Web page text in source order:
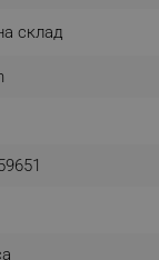
склад
disabled tracking,